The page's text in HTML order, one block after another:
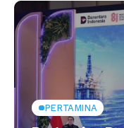
PERTAMINA